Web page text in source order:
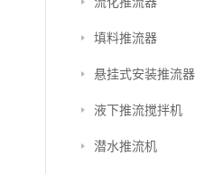
填料推流器
悬挂式安装推流器
液下推流搅拌机
潜水推流机